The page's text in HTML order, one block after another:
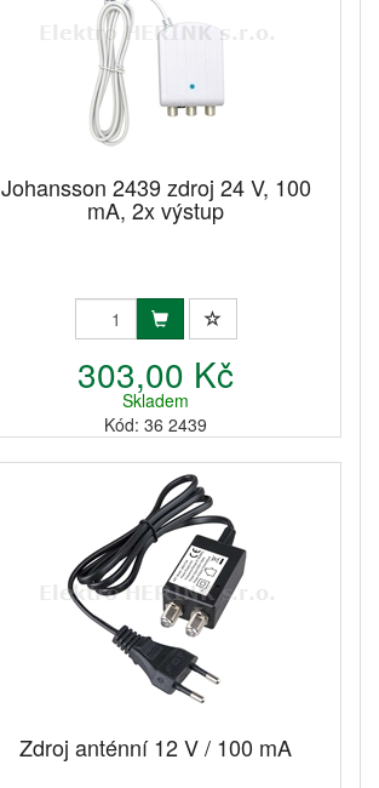
Johansson 2439 zdroj 24 V, 100
mA, 2x výstup
303,00 Kč
Skladem
Kód: 36 2439
Zdroj anténní 12 V / 100 mA